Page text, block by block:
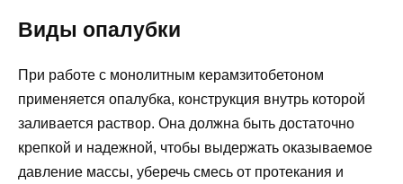
Виды опалубки
При работе с монолитным керамзитобетоном
применяется опалубка, конструкция внутрь которой
заливается раствор. Она должна быть достаточно
крепкой и надежной, чтобы выдержать оказываемое
давление массы, уберечь смесь от протекания и